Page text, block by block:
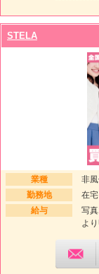
STELA
業種
非
勤務地
在宅
給与
写
よ